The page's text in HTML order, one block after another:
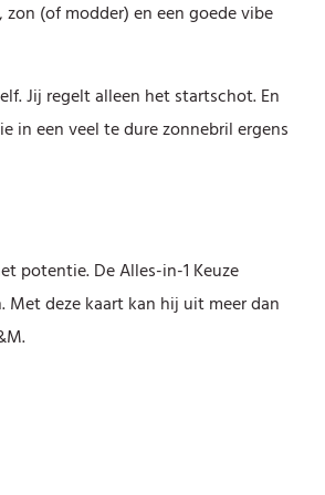
(of modder) en een goede vibe
Jij regelt alleen het startschot. En
in een veel te dure zonnebril ergens
potentie. De Alles-in-1 Keuze
deze kaart kan hij uit meer dan